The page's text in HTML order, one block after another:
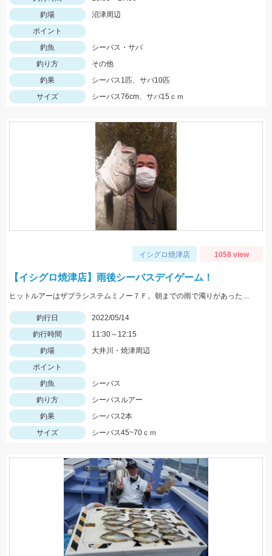
釣場
沼津周辺
ポイント
釣魚
シーバス・サバ
釣り方
その他
釣果
シーバス1匹、サバ10匹
サイズ
シーバス76cm、サバ15ｃｍ
イシグロ焼津店 1058 view
【イシグロ焼津店】雨後シーバスデイゲーム！
ヒットルアーはザブラシステムミノー７Ｆ。朝までの雨で濁りがあったので高活性でした！
釣行日
2022/05/14
釣行時間
11:30～12:15
釣場
大井川・焼津周辺
ポイント
釣魚
シーバス
釣り方
シーバスルアー
釣果
シーバス2本
サイズ
シーバス45~70ｃｍ